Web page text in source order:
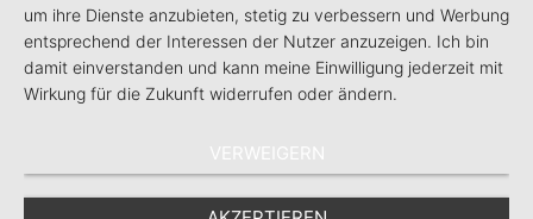
um ihre Dienste anzubieten, stetig zu verbessern und Werbung
entsprechend der Interessen der Nutzer anzuzeigen. Ich bin
damit einverstanden und kann meine Einwilligung jederzeit mit
Wirkung für die Zukunft widerrufen oder ändern.
VERWEIGERN